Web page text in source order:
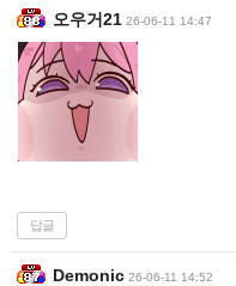
오우거21 26-06-11 14:47
답글
Demonic 26-06-11 14:52